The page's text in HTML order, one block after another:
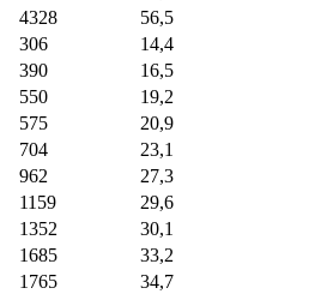
4328
56,5
306
14,4
390
16,5
550
19,2
575
20,9
704
23,1
962
27,3
1159
29,6
1352
30,1
1685
33,2
1765
34,7